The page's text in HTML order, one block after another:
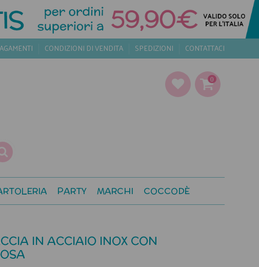
CONDIZIONI DI VENDITA SPEDIZIONI CONTATTACI
0
PARTY MARCHI COCCODÈ
IN ACCIAIO INOX CON